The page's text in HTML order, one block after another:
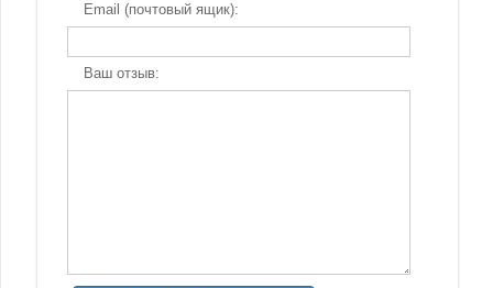
Email (почтовый ящик):
Ваш отзыв: